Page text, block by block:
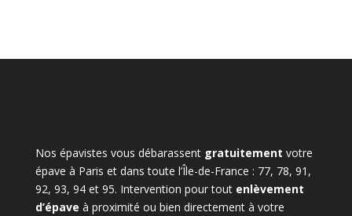
Nos épavistes vous débarassent gratuitement votre
épave à Paris et dans toute l’Île-de-France : 77, 78, 91,
92, 93, 94 et 95. Intervention pour tout enlèvement
d’épave à proximité ou bien directement à votre